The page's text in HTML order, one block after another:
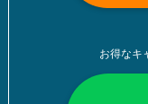
お得なキ